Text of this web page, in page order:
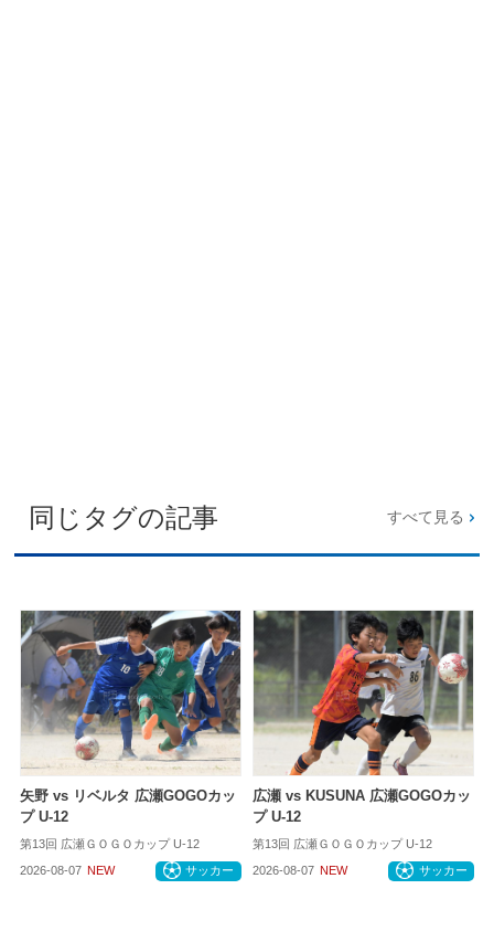
同じタグの記事 すべて見る
矢野 vs リベルタ 広瀬GOGOカッ
プ U-12
第13回 広瀬ＧＯＧＯカップ U-12
2026-08-07 NEW サッカー
広瀬 vs KUSUNA 広瀬GOGOカッ
プ U-12
第13回 広瀬ＧＯＧＯカップ U-12
2026-08-07 NEW サッカー